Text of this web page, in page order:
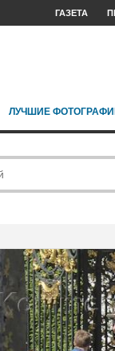
ГАЗЕТА
ЛУЧШИЕ